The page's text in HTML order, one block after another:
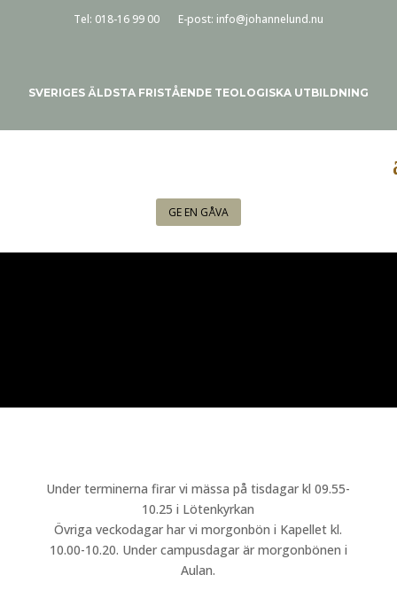
Tel: 018-16 99 00 E-post: info@johannelund.nu
SVERIGES ÄLDSTA FRISTÅENDE TEOLOGISKA UTBILDNING
GE EN GÅVA
Under terminerna firar vi mässa på tisdagar kl 09.55-
10.25 i Lötenkyrkan
Övriga veckodagar har vi morgonbön i Kapellet kl.
10.00-10.20. Under campusdagar är morgonbönen i
Aulan.